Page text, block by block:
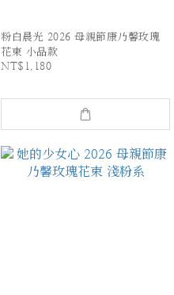
粉白晨光 2026 母親節康乃馨玫瑰
花束 小品款
NT$1,180